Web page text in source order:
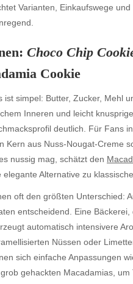
Varianten, Einkaufswege
Choco Chip
Cookie
ist simpel: Butter, Zucker, Mehl
Inneren und leicht
deutlich. Für Fans
Kern aus Nuss-Nougat-Creme
nussig mag, schätzt den
Alternative zu
oft den größten Unterschied:
entscheidend. Eine
automatisch intensivere
Nüssen oder
sich einfache Anpassungen
gehackten Macadamias, um